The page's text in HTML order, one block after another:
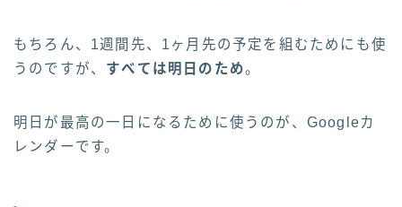
もちろん、1週間先、1ヶ月先の予定を組むためにも使
うのですが、 すべては明日のため。
明日が最高の一日になるために使うのが、Googleカ
レンダーです。